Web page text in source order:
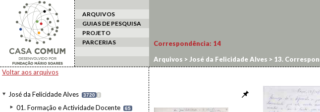
ARQUIVOS
GUIAS DE PESQUISA
PROJETO
PARCERIAS
Voltar aos arquivos
José da Felicidade Alves 3720 I
01. Formação e Actividade Docente 65
Correspondência: 14
Arquivos > José da Felicidade Alves > 13.